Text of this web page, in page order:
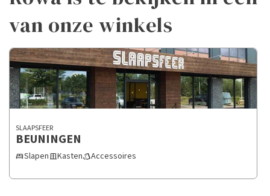
van onze winkels
SLAAPSFEER
BEUNINGEN
bedSlapendoor_slidingKastenstyleAccessoires